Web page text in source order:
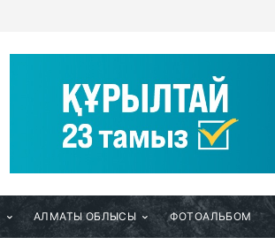
АЛМАТЫ ОБЛЫСЫ ФОТОАЛЬБОМ